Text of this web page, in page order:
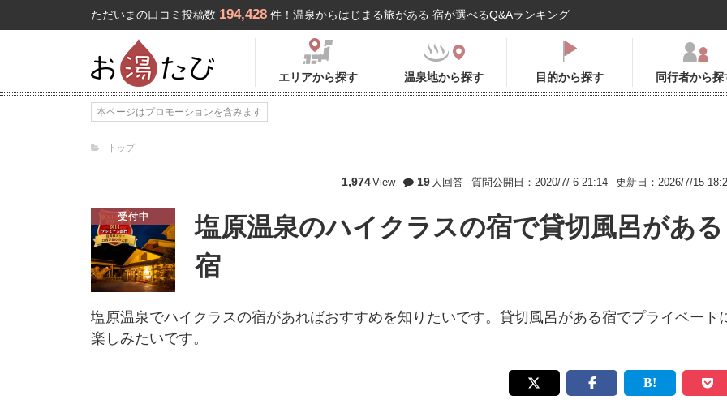
ただいまの口コミ投稿数 194,428 件！温泉からはじまる旅がある 宿が選べるQ&Aランキング
エリアから探す 温泉地から探す 目的から探す 同行者から探
本ページはプロモーションを含みます
トップ
1,974View 19 人回答 質問公開日：2020/7/ 6 21:14 更新日：2026/7/15
受付中
塩原温泉のハイクラスの宿で貸切風呂がある
宿
塩原温泉でハイクラスの宿があればおすすめを知りたいです。貸切風呂がある宿でプライベート
楽しみたいです。